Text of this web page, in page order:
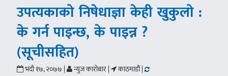
उपत्यकाको निषेधाज्ञा केही खुकुलो :
के गर्न पाइन्छ, के पाइन्न ?
(सूचीसहित)
भदौ १७, २०७७ | न्युज कारोबार | काठमाडौं |